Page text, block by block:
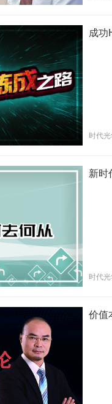
成功
时代
新时
时代
价值